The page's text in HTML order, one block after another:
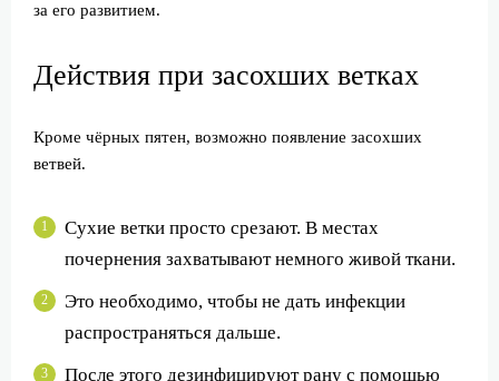
за его развитием.
Действия при засохших ветках
Кроме чёрных пятен, возможно появление засохших
ветвей.
Сухие ветки просто срезают. В местах
почернения захватывают немного живой ткани.
Это необходимо, чтобы не дать инфекции
распространяться дальше.
После этого дезинфицируют рану с помощью